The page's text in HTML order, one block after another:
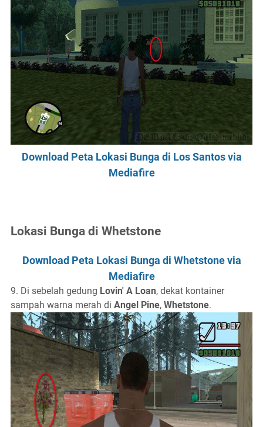
Download Peta Lokasi Bunga di Los Santos via
Mediafire
Lokasi Bunga di Whetstone
Download Peta Lokasi Bunga di Whetstone via
Mediafire
9. Di sebelah gedung Lovin' A Loan, dekat kontainer
sampah warna merah di Angel Pine, Whetstone.